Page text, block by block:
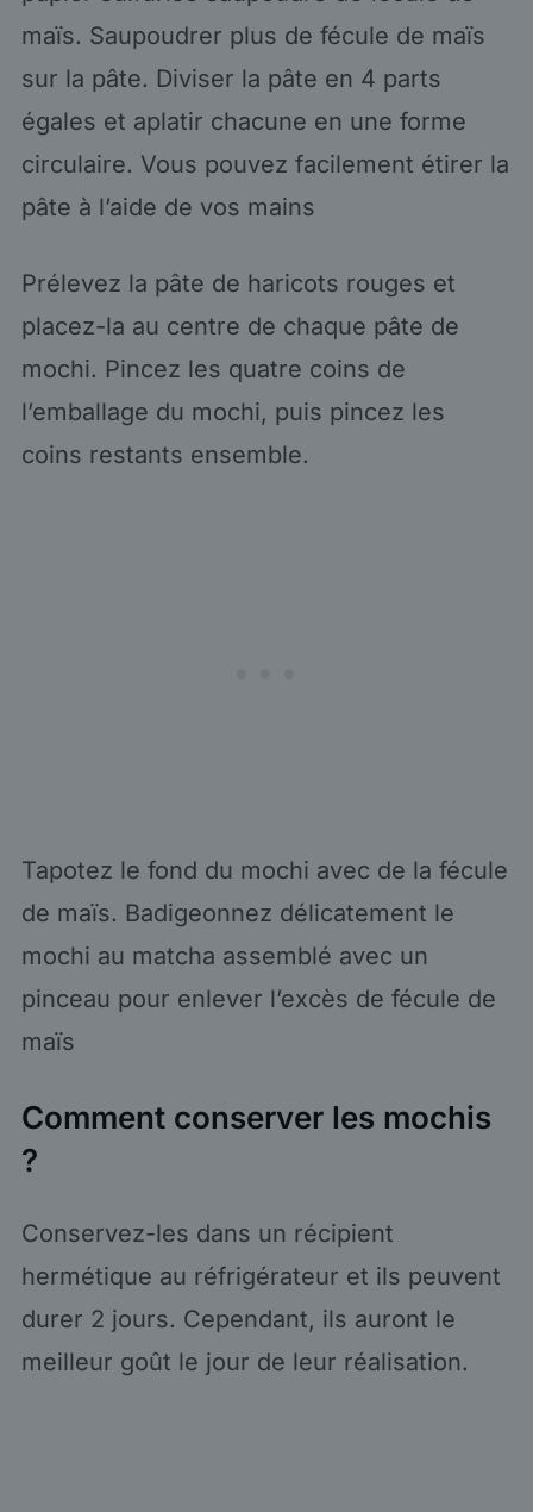
maïs. Saupoudrer plus de fécule de maïs
sur la pâte. Diviser la pâte en 4 parts
égales et aplatir chacune en une forme
circulaire. Vous pouvez facilement étirer la
pâte à l’aide de vos mains
Prélevez la pâte de haricots rouges et
placez-la au centre de chaque pâte de
mochi. Pincez les quatre coins de
l’emballage du mochi, puis pincez les
coins restants ensemble.
Tapotez le fond du mochi avec de la fécule
de maïs. Badigeonnez délicatement le
mochi au matcha assemblé avec un
pinceau pour enlever l’excès de fécule de
maïs
Comment conserver les mochis
?
Conservez-les dans un récipient
hermétique au réfrigérateur et ils peuvent
durer 2 jours. Cependant, ils auront le
meilleur goût le jour de leur réalisation.